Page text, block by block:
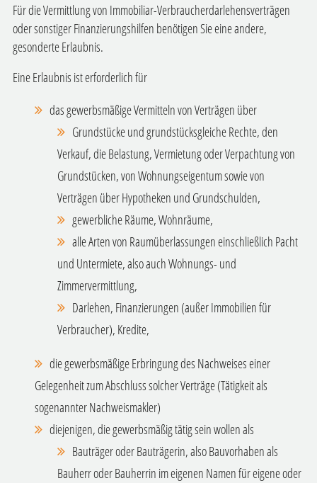
Für die Vermittlung von Immobiliar-Verbraucherdarlehensverträgen
oder sonstiger Finanzierungshilfen benötigen Sie eine andere,
gesonderte Erlaubnis.
Eine Erlaubnis ist erforderlich für
das gewerbsmäßige Vermitteln von Verträgen über
Grundstücke und grundstücksgleiche Rechte, den
Verkauf, die Belastung, Vermietung oder Verpachtung von
Grundstücken, von Wohnungseigentum sowie von
Verträgen über Hypotheken und Grundschulden,
gewerbliche Räume, Wohnräume,
alle Arten von Raumüberlassungen einschließlich Pacht
und Untermiete,also auch Wohnungs- und
Zimmervermittlung,
Darlehen, Finanzierungen (außer Immobilien für
Verbraucher), Kredite,
die gewerbsmäßige Erbringung des Nachweises einer
Gelegenheit zum Abschluss solcher Verträge (Tätigkeit als
sogenannter Nachweismakler)
diejenigen, die gewerbsmäßig tätig sein wollen als
Bauträger oder Bauträgerin, also Bauvorhaben als
Bauherr oder Bauherrin im eigenen Namen für eigene oder